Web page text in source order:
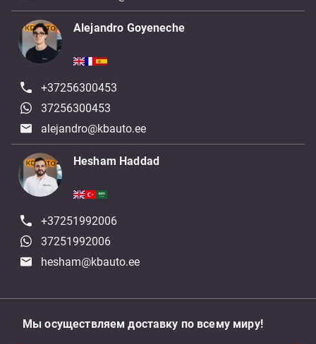
Alejandro Goyeneche
+37256300453
37256300453
alejandro@kbauto.ee
Hesham Haddad
+37251992006
37251992006
hesham@kbauto.ee
Мы осуществляем доставку по всему миру!